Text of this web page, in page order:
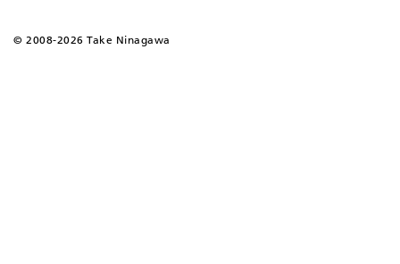
© 2008-2026 Take Ninagawa